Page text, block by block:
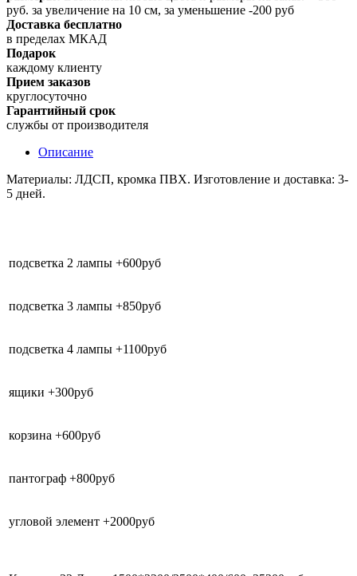
руб. за увеличение на 10 см, за уменьшение -200 руб
Доставка бесплатно
в пределах МКАД
Подарок
каждому клиенту
Прием заказов
круглосуточно
Гарантийный срок
службы от производителя
Описание
Материалы: ЛДСП, кромка ПВХ. Изготовление и доставка: 3-
5 дней.
подсветка 2 лампы +600руб
подсветка 3 лампы +850руб
подсветка 4 лампы +1100руб
ящики +300руб
корзина +600руб
пантограф +800руб
угловой элемент +2000руб